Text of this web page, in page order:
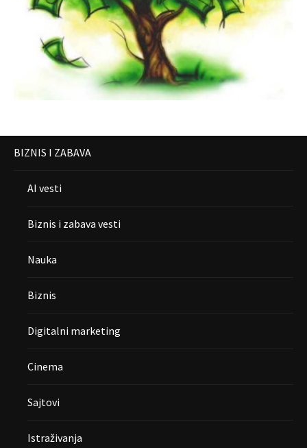
BIZNIS I ZABAVA
AI vesti
Biznis i zabava vesti
Nauka
Biznis
Digitalni marketing
Cinema
Sajtovi
Istraživanja